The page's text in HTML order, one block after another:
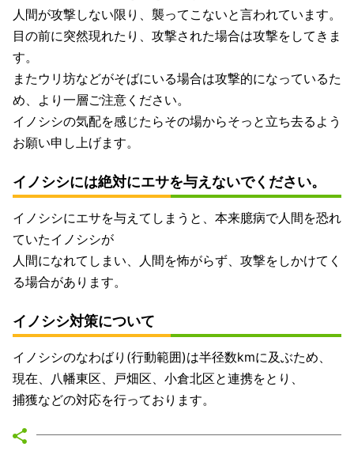
人間が攻撃しない限り、襲ってこないと言われています。
目の前に突然現れたり、攻撃された場合は攻撃をしてきま
す。
またウリ坊などがそばにいる場合は攻撃的になっているた
め、より一層ご注意ください。
イノシシの気配を感じたらその場からそっと立ち去るよう
お願い申し上げます。
イノシシには絶対にエサを与えないでください。
イノシシにエサを与えてしまうと、本来臆病で人間を恐れ
ていたイノシシが
人間になれてしまい、人間を怖がらず、攻撃をしかけてく
る場合があります。
イノシシ対策について
イノシシのなわばり(行動範囲)は半径数kmに及ぶため、
現在、八幡東区、戸畑区、小倉北区と連携をとり、
捕獲などの対応を行っております。